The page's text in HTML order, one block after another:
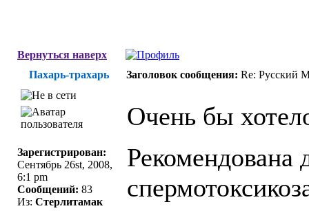
Вернуться наверх
Пахарь-трахарь
Заголовок сообщения: Re: Русский
Зарегистрирован:
Сентябрь 26st, 2008,
6:1 pm
Сообщений: 83
Из: Стерлитамак
Очень бы
Рекомендована